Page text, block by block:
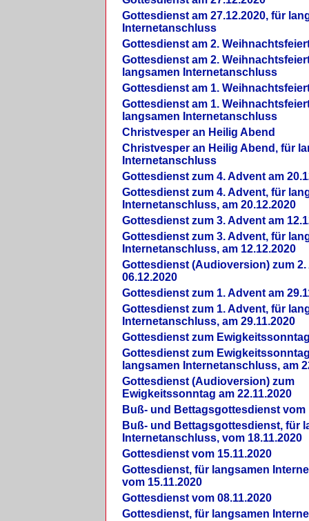
Gottesdienst am 27.12.2020, für
Internetanschluss
Gottesdienst am 2.
Gottesdienst am 2.
langsamen Internetanschluss
Gottesdienst am 1.
Gottesdienst am 1.
langsamen Internetanschluss
Christvesper an Heilig Abend
Christvesper an Heilig Abend, für
Internetanschluss
Gottesdienst zum 4. Advent am
Gottesdienst zum 4. Advent, für
Internetanschluss, am 20.12.2020
Gottesdienst zum 3. Advent am
Gottesdienst zum 3. Advent, für
Internetanschluss, am 12.12.2020
Gottesdienst (Audioversion) zum 2.
06.12.2020
Gottesdienst zum 1. Advent am
Gottesdienst zum 1. Advent, für
Internetanschluss, am 29.11.2020
Gottesdienst zum
Gottesdienst zum
langsamen Internetanschluss, am
Gottesdienst (Audioversion) zum
Ewigkeitssonntag am 22.11.2020
Buß- und Bettagsgottesdienst vom
Buß- und Bettagsgottesdienst, für
Internetanschluss, vom 18.11.2020
Gottesdienst vom 15.11.2020
Gottesdienst, für langsamen
vom 15.11.2020
Gottesdienst vom 08.11.2020
Gottesdienst, für langsamen